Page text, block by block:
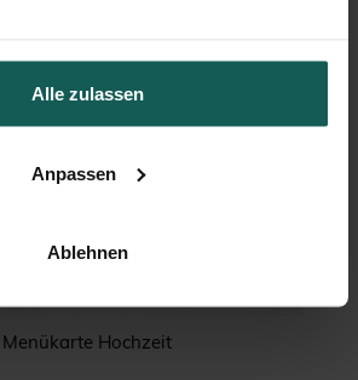
Alle zulassen
Anpassen
Ablehnen
Menükarte Hochzeit